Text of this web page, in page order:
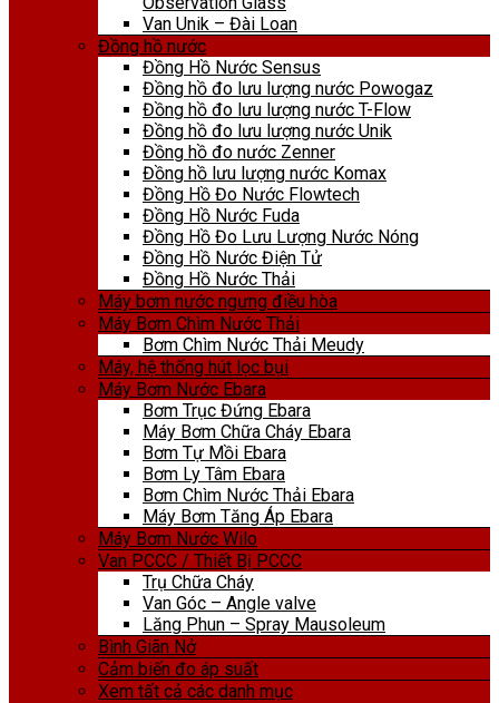
Van Unik – Đài Loan
Đồng hồ nước
Đồng Hồ Nước Sensus
Đồng hồ đo lưu lượng nước Powogaz
Đồng hồ đo lưu lượng nước T-Flow
Đồng hồ đo lưu lượng nước Unik
Đồng hồ đo nước Zenner
Đồng hồ lưu lượng nước Komax
Đồng Hồ Đo Nước Flowtech
Đồng Hồ Nước Fuda
Đồng Hồ Đo Lưu Lượng Nước Nóng
Đồng Hồ Nước Điện Tử
Đồng Hồ Nước Thải
Máy bơm nước ngưng điều hòa
Máy Bơm Chìm Nước Thải
Bơm Chìm Nước Thải Meudy
Máy, hệ thống hút lọc bụi
Máy Bơm Nước Ebara
Bơm Trục Đứng Ebara
Máy Bơm Chữa Cháy Ebara
Bơm Tự Mồi Ebara
Bơm Ly Tâm Ebara
Bơm Chìm Nước Thải Ebara
Máy Bơm Tăng Áp Ebara
Máy Bơm Nước Wilo
Van PCCC / Thiết Bị PCCC
Trụ Chữa Cháy
Van Góc – Angle valve
Lăng Phun – Spray Mausoleum
Bình Giãn Nở
Cảm biến đo áp suất
Xem tất cả các danh mục